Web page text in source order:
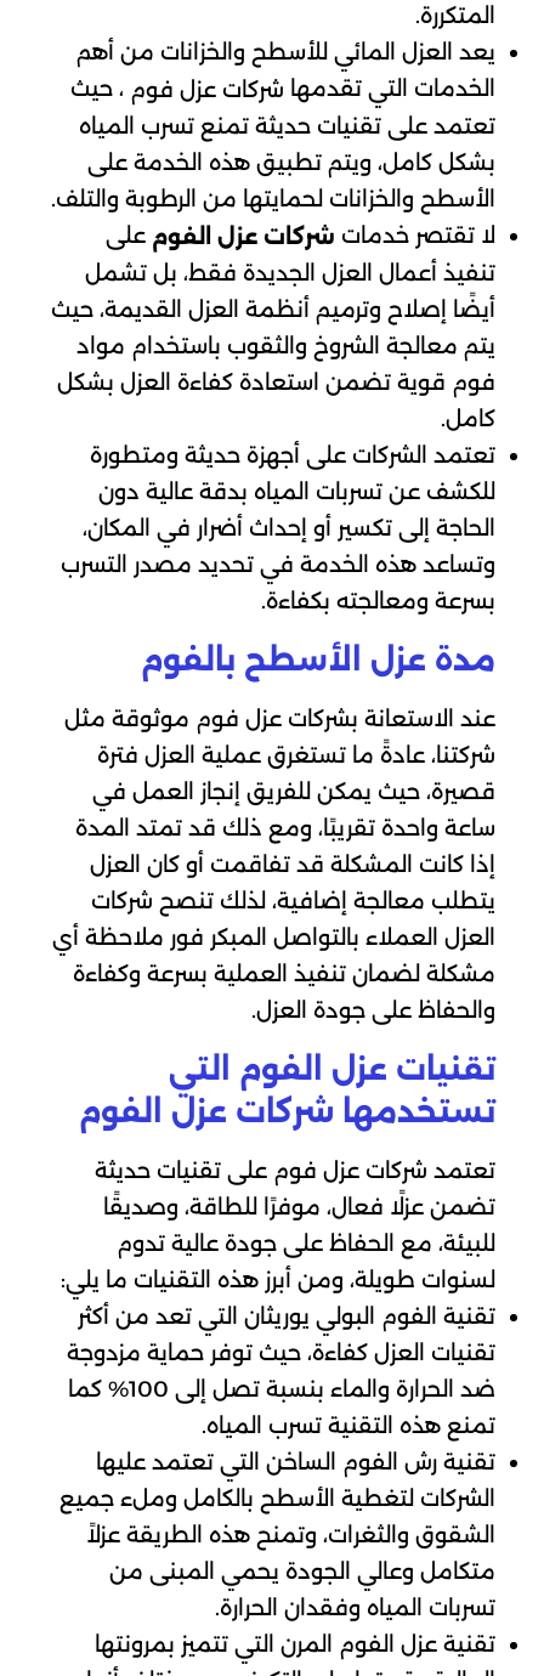
المتكررة.
يعد العزل المائي للأسطح والخزانات من أهم
الخدمات التي تقدمها شركات عزل فوم ، حيث
تعتمد على تقنيات حديثة تمنع تسرب المياه
بشكل كامل، ويتم تطبيق هذه الخدمة على
الأسطح والخزانات لحمايتها من الرطوبة والتلف.
لا تقتصر خدمات شركات عزل الفوم على
تنفيذ أعمال العزل الجديدة فقط، بل تشمل
أيضًا إصلاح وترميم أنظمة العزل القديمة، حيث
يتم معالجة الشروخ والثقوب باستخدام مواد
فوم قوية تضمن استعادة كفاءة العزل بشكل
كامل.
تعتمد الشركات على أجهزة حديثة ومتطورة
للكشف عن تسربات المياه بدقة عالية دون
الحاجة إلى تكسير أو إحداث أضرار في المكان،
وتساعد هذه الخدمة في تحديد مصدر التسرب
بسرعة ومعالجته بكفاءة.
مدة عزل الأسطح بالفوم
عند الاستعانة بشركات عزل فوم موثوقة مثل
شركتنا، عادةً ما تستغرق عملية العزل فترة
قصيرة، حيث يمكن للفريق إنجاز العمل في
ساعة واحدة تقريبًا، ومع ذلك قد تمتد المدة
إذا كانت المشكلة قد تفاقمت أو كان العزل
يتطلب معالجة إضافية، لذلك تنصح شركات
العزل العملاء بالتواصل المبكر فور ملاحظة أي
مشكلة لضمان تنفيذ العملية بسرعة وكفاءة
والحفاظ على جودة العزل.
تقنيات عزل الفوم التي
تستخدمها شركات عزل الفوم
تعتمد شركات عزل فوم على تقنيات حديثة
تضمن عزلًا فعال، موفرًا للطاقة، وصديقًا
للبيئة، مع الحفاظ على جودة عالية تدوم
لسنوات طويلة، ومن أبرز هذه التقنيات ما يلي:
تقنية الفوم البولي يوريثان التي تعد من أكثر
تقنيات العزل كفاءة، حيث توفر حماية مزدوجة
ضد الحرارة والماء بنسبة تصل إلى 100% كما
تمنع هذه التقنية تسرب المياه.
تقنية رش الفوم الساخن التي تعتمد عليها
الشركات لتغطية الأسطح بالكامل وملء جميع
الشقوق والثغرات، وتمنح هذه الطريقة عزلاً
متكامل وعالي الجودة يحمي المبنى من
تسربات المياه وفقدان الحرارة.
تقنية عزل الفوم المرن التي تتميز بمرونتها